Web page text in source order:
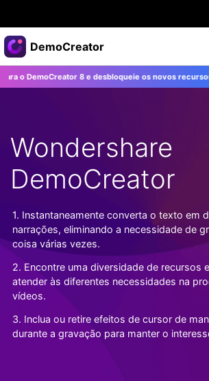
Produtos em destaque
Criatividade digital com IA generativa
Utilitários
Negócios
Sala de imprensa
Loja
Suporte
DemoCreator
Produtos
Recursos
Todos os recursos >
Recursos de IA
Dicas de IA
Todos os recursos de IA >
Soluções
DemoCreator para
Blog
Mais Soluções >
Central de Ajuda
Começe a Usar
Suporte
TESTE GRÁTIS
8 e desbloqueie os novos recursos de IA
Wondershare
DemoCreator
1. Instantaneamente converta o texto em
narrações, eliminando a necessidade de
coisa várias vezes.
2. Encontre uma diversidade de recursos
atender às diferentes necessidades na
vídeos.
3. Inclua ou retire efeitos de cursor de
durante a gravação para manter o